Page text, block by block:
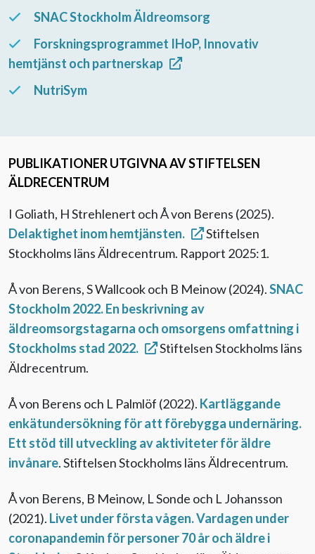
SNAC Stockholm Äldreomsorg
Forskningsprogrammet IHoP, Innovativ
hemtjänst och partnerskap
NutriSym
PUBLIKATIONER UTGIVNA AV STIFTELSEN
ÄLDRECENTRUM
I Goliath, H Strehlenert och Å von Berens (2025).
Delaktighet inom hemtjänsten.
Stiftelsen
Stockholms läns Äldrecentrum. Rapport 2025:1.
Å von Berens, S Wallcook och B Meinow (2024).SNAC
Stockholm 2022. En beskrivning av
äldreomsorgstagarna och omsorgens omfattning i
Stockholms stad 2022.
Stiftelsen Stockholms läns
Äldrecentrum.
Å von Berens och L Palmlöf (2022). Kartläggande
enkätundersökning för att förebygga undernäring.
Ett stöd till utveckling av aktiviteter för äldre
invånare. Stiftelsen Stockholms läns Äldrecentrum.
Å von Berens, B Meinow, L Sonde och L Johansson
(2021). Livet under första vågen. Vardagen under
coronapandemin för personer 70 år och äldre i